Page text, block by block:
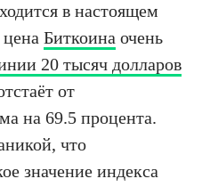
в настоящем
Биткоина очень
20 тысяч долларов
от
на 69.5 процента.
что
значение индекса